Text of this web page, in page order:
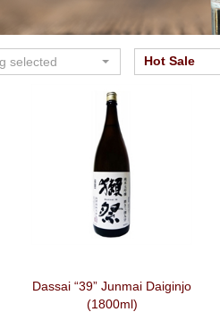
selected Hot Sale
Dassai “39” Junmai Daiginjo
(1800ml)